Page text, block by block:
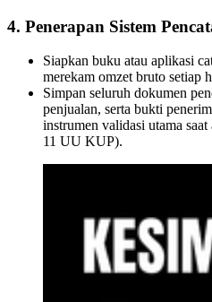
4. Penerapan Sistem
Siapkan buku atau aplikasi
merekam omzet bruto setiap
Simpan seluruh dokumen
penjualan, serta bukti
instrumen validasi utama
11 UU KUP).